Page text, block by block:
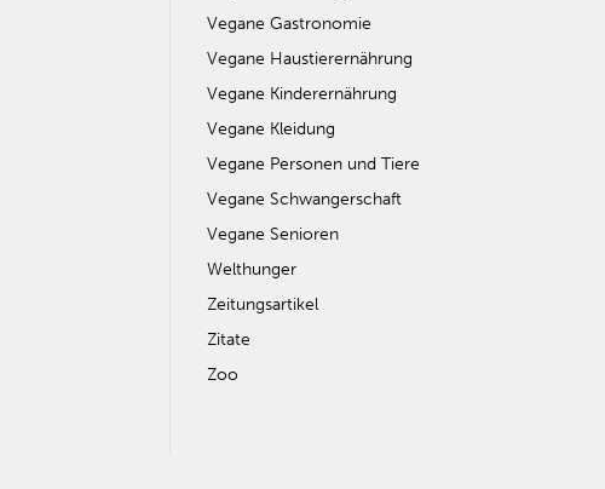
Vegane Gastronomie
Vegane Haustierernährung
Vegane Kinderernährung
Vegane Kleidung
Vegane Personen und Tiere
Vegane Schwangerschaft
Vegane Senioren
Welthunger
Zeitungsartikel
Zitate
Zoo